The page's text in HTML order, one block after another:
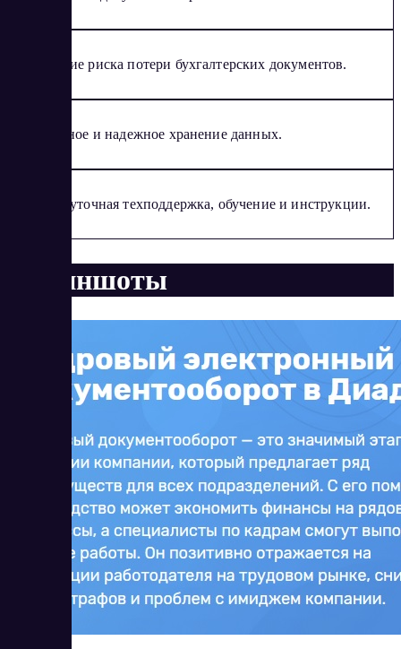
Снижение риска потери бухгалтерских документов.
Безопасное и надежное хранение данных.
Круглосуточная техподдержка, обучение и инструкции.
Скриншоты